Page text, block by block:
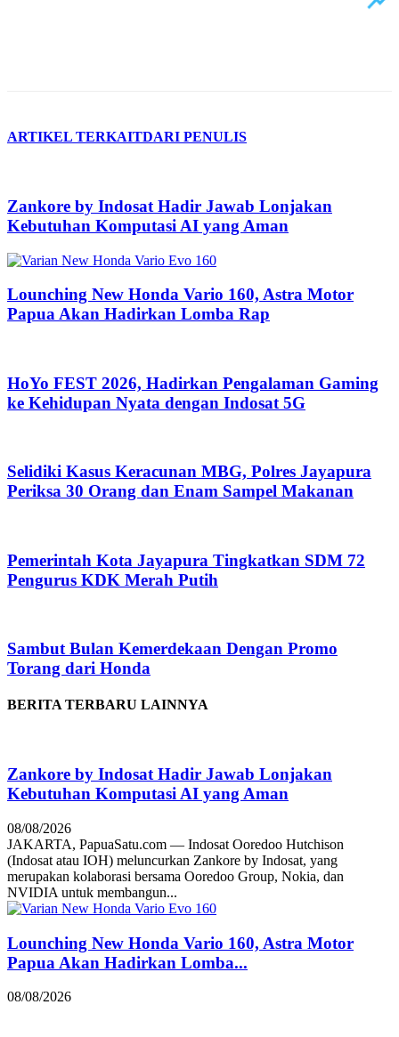
ARTIKEL TERKAITDARI PENULIS
Zankore by Indosat Hadir Jawab Lonjakan
Kebutuhan Komputasi AI yang Aman
Lounching New Honda Vario 160, Astra Motor
Papua Akan Hadirkan Lomba Rap
HoYo FEST 2026, Hadirkan Pengalaman Gaming
ke Kehidupan Nyata dengan Indosat 5G
Selidiki Kasus Keracunan MBG, Polres Jayapura
Periksa 30 Orang dan Enam Sampel Makanan
Pemerintah Kota Jayapura Tingkatkan SDM 72
Pengurus KDK Merah Putih
Sambut Bulan Kemerdekaan Dengan Promo
Torang dari Honda
BERITA TERBARU LAINNYA
Zankore by Indosat Hadir Jawab Lonjakan
Kebutuhan Komputasi AI yang Aman
08/08/2026
JAKARTA, PapuaSatu.com — Indosat Ooredoo Hutchison
(Indosat atau IOH) meluncurkan Zankore by Indosat, yang
merupakan kolaborasi bersama Ooredoo Group, Nokia, dan
NVIDIA untuk membangun...
Lounching New Honda Vario 160, Astra Motor
Papua Akan Hadirkan Lomba...
08/08/2026